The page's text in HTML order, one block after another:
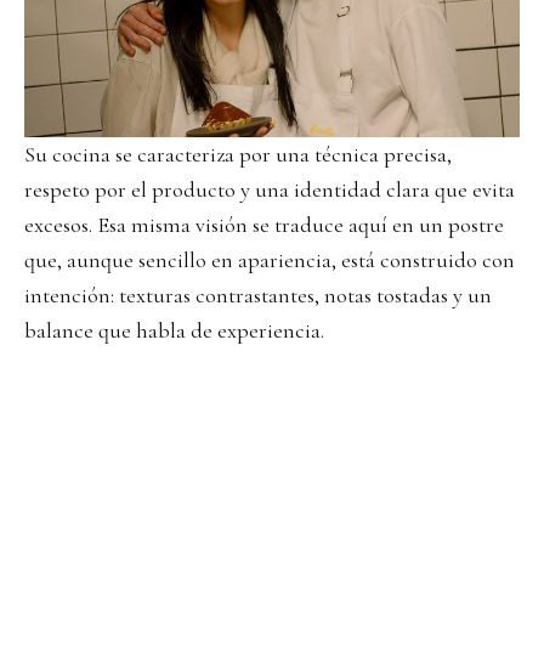
Su cocina se caracteriza por una técnica precisa,
respeto por el producto y una identidad clara que evita
excesos. Esa misma visión se traduce aquí en un postre
que, aunque sencillo en apariencia, está construido con
intención: texturas contrastantes, notas tostadas y un
balance que habla de experiencia.